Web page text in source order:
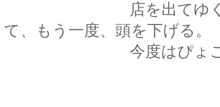
店を出てゆくお客の
て、もう一度、頭を下げる。
今度はぴょこんと